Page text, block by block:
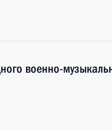
военно-